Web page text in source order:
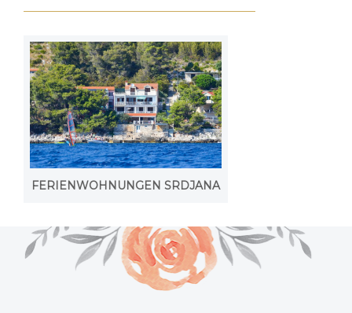
FERIENWOHNUNGEN SRDJANA